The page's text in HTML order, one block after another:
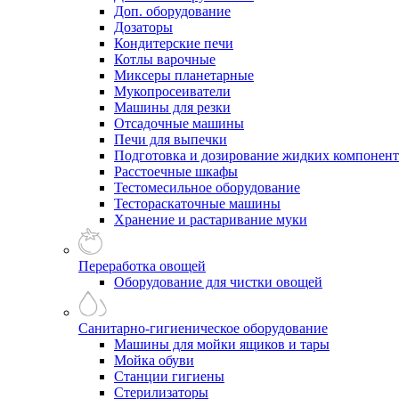
Доп. оборудование
Дозаторы
Кондитерские печи
Котлы варочные
Миксеры планетарные
Мукопросеиватели
Машины для резки
Отсадочные машины
Печи для выпечки
Подготовка и дозирование жидких
Расстоечные шкафы
Тестомесильное оборудование
Тестораскаточные машины
Хранение и растаривание муки
Переработка овощей
Оборудование для чистки овощей
Санитарно-гигиеническое оборудование
Машины для мойки ящиков и тары
Мойка обуви
Станции гигиены
Стерилизаторы